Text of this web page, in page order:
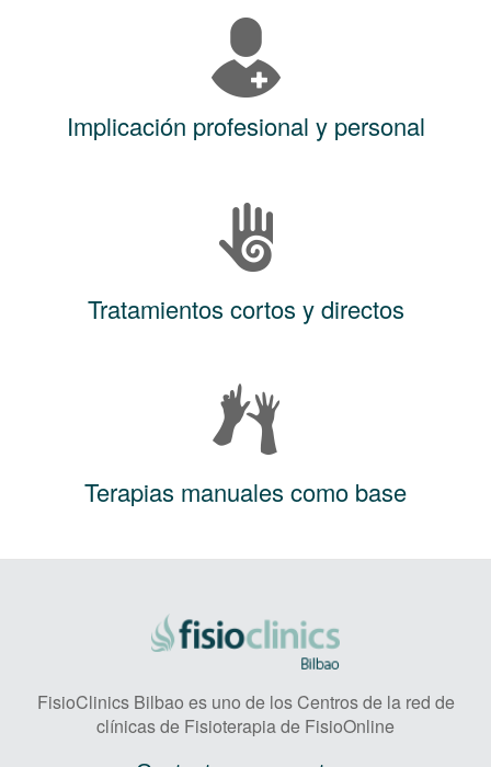
Implicación profesional y personal
Tratamientos cortos y directos
Terapias manuales como base
FisioClinics Bilbao es uno de los Centros de la red de
clínicas de Fisioterapia de FisioOnline